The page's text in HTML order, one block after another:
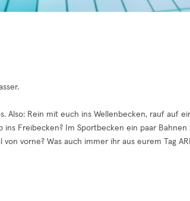
Also: Rein mit euch ins Wellenbecken, rauf auf
ins Freibecken? Im Sportbecken ein paar
vorne? Was auch immer ihr aus eurem Tag